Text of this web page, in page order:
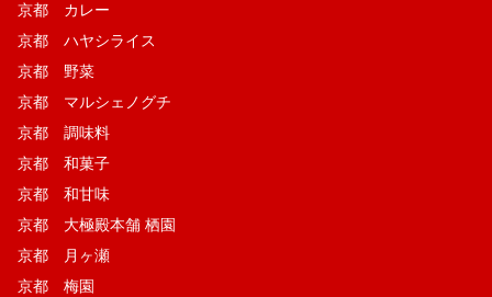
京都 カレー
京都 ハヤシライス
京都 野菜
京都 マルシェノグチ
京都 調味料
京都 和菓子
京都 和甘味
京都 大極殿本舗 栖園
京都 月ヶ瀬
京都 梅園